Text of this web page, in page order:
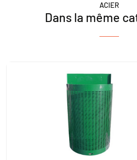
ACIER
Dans la même